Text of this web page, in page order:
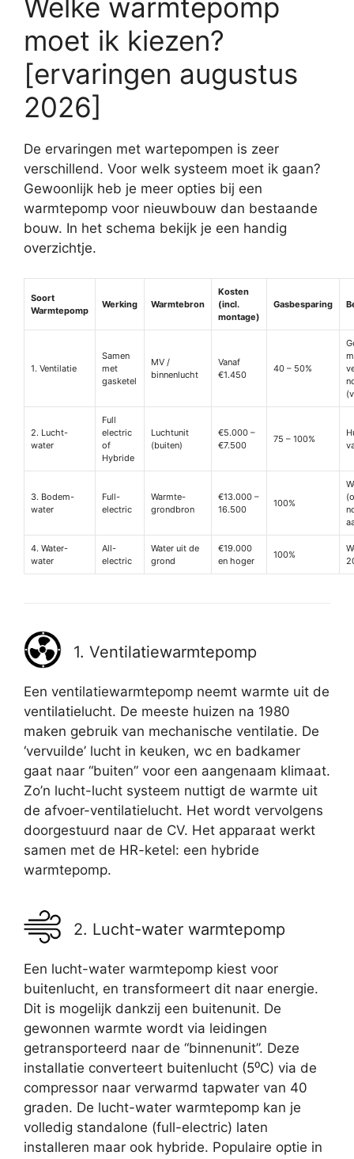
Welke warmtepomp
moet ik kiezen?
[ervaringen augustus
2026]
De ervaringen met wartepompen is zeer
verschillend. Voor welk systeem moet ik gaan?
Gewoonlijk heb je meer opties bij een
warmtepomp voor nieuwbouw dan bestaande
bouw. In het schema bekijk je een handig
overzichtje.
Soort
Warmtepomp
Werking Warmtebron
Kosten
(incl.
montage)
Gasbesparing
1. Ventilatie
Samen
met
gasketel
MV /
binnenlucht
Vanaf
€1.450
40 – 50%
2. Lucht-
water
Full
electric
of
Hybride
Luchtunit
(buiten)
€5.000 –
€7.500
75 – 100%
3. Bodem-
water
Full-
electric
Warmte-
grondbron
€13.000 –
16.500
100%
4. Water-
water
All-
electric
Water uit de
grond
€19.000
en hoger
100%
1. Ventilatiewarmtepomp
Een ventilatiewarmtepomp neemt warmte uit de
ventilatielucht. De meeste huizen na 1980
maken gebruik van mechanische ventilatie. De
‘vervuilde’ lucht in keuken, wc en badkamer
gaat naar “buiten” voor een aangenaam klimaat.
Zo’n lucht-lucht systeem nuttigt de warmte uit
de afvoer-ventilatielucht. Het wordt vervolgens
doorgestuurd naar de CV. Het apparaat werkt
samen met de HR-ketel: een hybride
warmtepomp.
2. Lucht-water warmtepomp
Een lucht-water warmtepomp kiest voor
buitenlucht, en transformeert dit naar energie.
Dit is mogelijk dankzij een buitenunit. De
gewonnen warmte wordt via leidingen
getransporteerd naar de “binnenunit”. Deze
installatie converteert buitenlucht (5⁰C) via de
compressor naar verwarmd tapwater van 40
graden. De lucht-water warmtepomp kan je
volledig standalone (full-electric) laten
installeren maar ook hybride. Populaire optie in